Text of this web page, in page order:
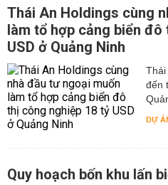
Thái An Holdings cùng
làm tổ hợp cảng biển
USD ở Quảng Ninh
Thái
đến
DỰ
Quy hoạch bốn khu lấn